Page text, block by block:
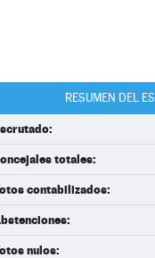
RESUMEN DEL
totales:
contabilizados:
nulos: